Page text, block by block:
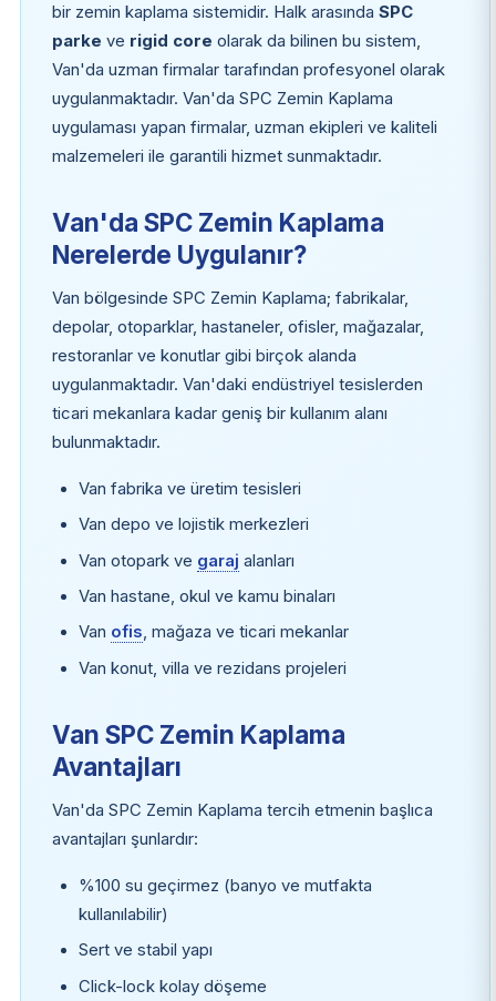
bir zemin kaplama sistemidir. Halk arasında SPC
parke ve rigid core olarak da bilinen bu sistem,
Van'da uzman firmalar tarafından profesyonel olarak
uygulanmaktadır. Van'da SPC Zemin Kaplama
uygulaması yapan firmalar, uzman ekipleri ve kaliteli
malzemeleri ile garantili hizmet sunmaktadır.
Van'da SPC Zemin Kaplama
Nerelerde Uygulanır?
Van bölgesinde SPC Zemin Kaplama; fabrikalar,
depolar, otoparklar, hastaneler, ofisler, mağazalar,
restoranlar ve konutlar gibi birçok alanda
uygulanmaktadır. Van'daki endüstriyel tesislerden
ticari mekanlara kadar geniş bir kullanım alanı
bulunmaktadır.
Van fabrika ve üretim tesisleri
Van depo ve lojistik merkezleri
Van otopark ve garaj alanları
Van hastane, okul ve kamu binaları
Van ofis, mağaza ve ticari mekanlar
Van konut, villa ve rezidans projeleri
Van SPC Zemin Kaplama
Avantajları
Van'da SPC Zemin Kaplama tercih etmenin başlıca
avantajları şunlardır:
%100 su geçirmez (banyo ve mutfakta
kullanılabilir)
Sert ve stabil yapı
Click-lock kolay döşeme